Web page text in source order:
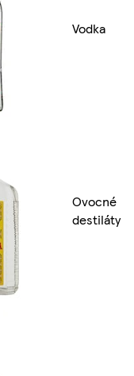
Vodka
Ovocné
destiláty